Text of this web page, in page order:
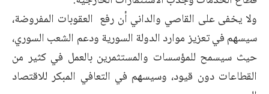
ولا يخفى على القاصي والداني أن رفع العقوبات المفروضة،
سيسهم في تعزيز موارد الدولة السورية ودعم الشعب السوري،
حيث سيسمح للمؤسسات والمستثمرين بالعمل في كثير من
القطاعات دون قيود، وسيسهم في التعافي المبكر للاقتصاد